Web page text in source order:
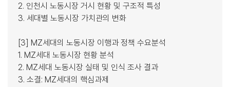
2. 인천시 노동시장 거시 현황 및 구조적 특성
3. 세대별 노동시장 가치관의 변화
[3] MZ세대의 노동시장 이행과 정책 수요분석
1. MZ세대 노동시장 현황 분석
2. MZ세대 노동시장 실태 및 인식 조사 결과
3. 소결: MZ세대의 핵심과제